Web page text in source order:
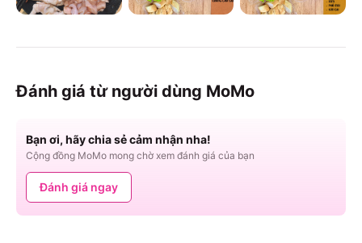
Đánh giá từ người dùng MoMo
Bạn ơi, hãy chia sẻ cảm nhận nha!
Cộng đồng MoMo mong chờ xem đánh giá của bạn
Đánh giá ngay